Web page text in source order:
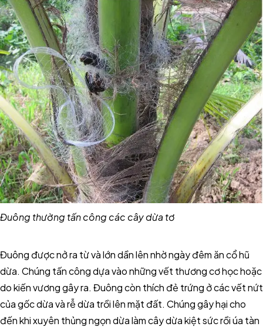
Đuông thường tấn công các cây dừa tơ
Đuông được nở ra từ và lớn dần lên nhờ ngày đêm ăn cổ hũ
dừa. Chúng tấn công dựa vào những vết thương cơ học hoặc
do kiến vương gây ra. Đuông còn thích đẻ trứng ở các vết nứt
của gốc dừa và rễ dừa trồi lên mặt đất. Chúng gây hại cho
đến khi xuyên thủng ngọn dừa làm cây dừa kiệt sức rồi úa tàn